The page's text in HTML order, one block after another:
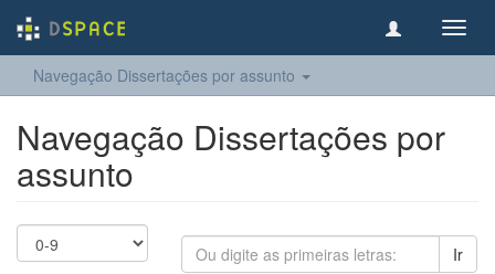
Navegação Dissertações por assunto
Navegação Dissertações por
assunto
Ir